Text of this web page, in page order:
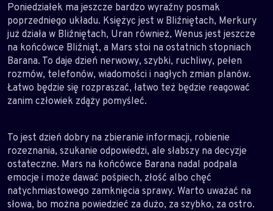
Poniedziałek ma jeszcze bardzo wyraźny posmak
poprzedniego układu. Księżyc jest w Bliźniętach, Merkury
już działa w Bliźniętach, Uran również, Wenus jest jeszcze
na końcówce Bliźniąt, a Mars stoi na ostatnich stopniach
Barana. To daje dzień nerwowy, szybki, ruchliwy, pełen
rozmów, telefonów, wiadomości i nagłych zmian planów.
Łatwo będzie się rozpraszać, łatwo też będzie reagować
zanim człowiek zdąży pomyśleć.
To jest dzień dobry na zbieranie informacji, robienie
rozeznania, szukanie odpowiedzi, ale słabszy na decyzje
ostateczne. Mars na końcówce Barana nadal podpala
emocje i może dawać pośpiech, złość albo chęć
natychmiastowego zamknięcia sprawy. Warto uważać na
słowa, bo można powiedzieć za dużo, za szybko, za ostro.